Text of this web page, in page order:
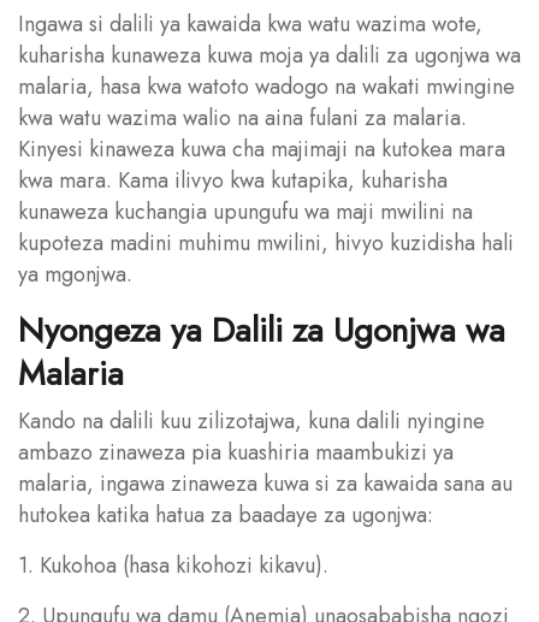
Ingawa si dalili ya kawaida kwa watu wazima wote,
kuharisha kunaweza kuwa moja ya dalili za ugonjwa wa
malaria, hasa kwa watoto wadogo na wakati mwingine
kwa watu wazima walio na aina fulani za malaria.
Kinyesi kinaweza kuwa cha majimaji na kutokea mara
kwa mara. Kama ilivyo kwa kutapika, kuharisha
kunaweza kuchangia upungufu wa maji mwilini na
kupoteza madini muhimu mwilini, hivyo kuzidisha hali
ya mgonjwa.
Nyongeza ya Dalili za Ugonjwa wa
Malaria
Kando na dalili kuu zilizotajwa, kuna dalili nyingine
ambazo zinaweza pia kuashiria maambukizi ya
malaria, ingawa zinaweza kuwa si za kawaida sana au
hutokea katika hatua za baadaye za ugonjwa:
1. Kukohoa (hasa kikohozi kikavu).